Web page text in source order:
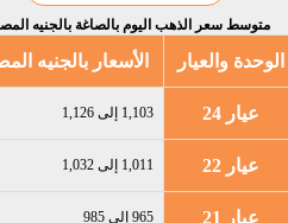
متوسط سعر الذهب اليوم بالصاغة بالجنيه
الوحدة والعيار الأسعار بالجنيه
عيار 24 1,103 إلى 1,126
عيار 22 1,011 إلى 1,032
عيار 21 965 إلى 985